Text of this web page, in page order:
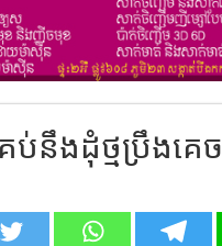
នឹងដុំថ្មប្រឹងគេ